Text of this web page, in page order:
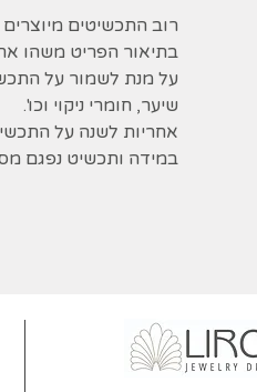
בתיאור הפריט משהו
על מנת לשמור על
שיער, חומרי ניקוי וכו'.
אחריות לשנה על
במידה ותכשיט נפגם